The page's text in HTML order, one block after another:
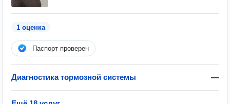
1 оценка
Паспорт проверен
Диагностика тормозной системы —